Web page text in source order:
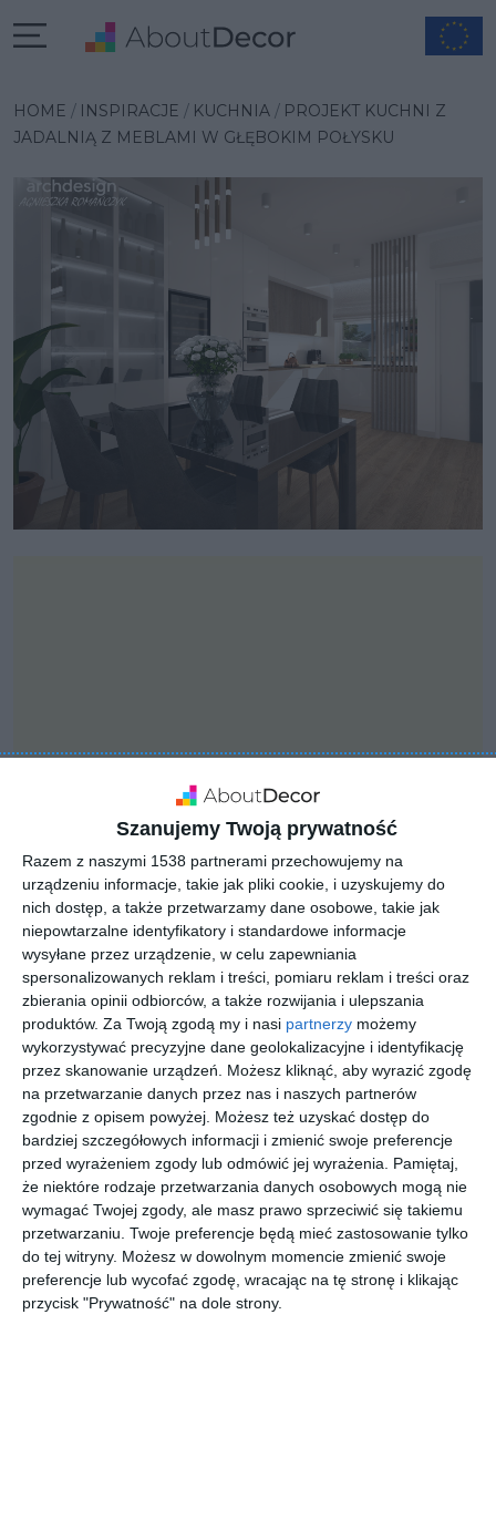
Szanujemy Twoją prywatność
Razem z naszymi 1538 partnerami przechowujemy na
urządzeniu informacje, takie jak pliki cookie, i uzyskujemy do
nich dostęp, a także przetwarzamy dane osobowe, takie jak
niepowtarzalne identyfikatory i standardowe informacje
wysyłane przez urządzenie, w celu zapewniania
spersonalizowanych reklam i treści, pomiaru reklam i treści oraz
zbierania opinii odbiorców, a także rozwijania i ulepszania
produktów. Za Twoją zgodą my i nasi partnerzy możemy
wykorzystywać precyzyjne dane geolokalizacyjne i identyfikację
przez skanowanie urządzeń. Możesz kliknąć, aby wyrazić zgodę
na przetwarzanie danych przez nas i naszych partnerów
zgodnie z opisem powyżej. Możesz też uzyskać dostęp do
bardziej szczegółowych informacji i zmienić swoje preferencje
przed wyrażeniem zgody lub odmówić jej wyrażenia.
Pamiętaj,
że niektóre rodzaje przetwarzania danych osobowych mogą nie
wymagać Twojej zgody, ale masz prawo sprzeciwić się takiemu
przetwarzaniu. Twoje preferencje będą mieć zastosowanie tylko
do tej witryny. Możesz w dowolnym momencie zmienić swoje
preferencje lub wycofać zgodę, wracając na tę stronę i klikając
przycisk "Prywatność" na dole strony.
HOME INSPIRACJE KUCHNIA
PROJEKT KUCHNI Z
JADALNIĄ Z MEBLAMI W GŁĘBOKIM POŁYSKU
INSPIRACJA
Projekt kuchni z jadalnią
z meblami w głębokim
połysku
Aranżacja projektu kuchni z jadalnią z meblami w głębokim
połysku.
AUTOR:ArchDesign
DODAJ DO ULUBIONYCH
UDOSTĘPNIJ
Pozostałe zdjęcia w projekcie:Dom w zabudowie
szeregowej ul. Ogrodnicza Szczecin